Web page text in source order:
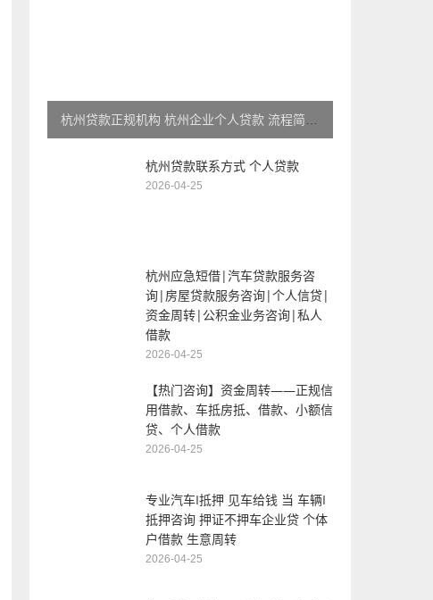
杭州贷款联系方式 个人贷款
2026-04-25
杭州应急短借|汽车贷款服务咨
询|房屋贷款服务咨询|个人信贷|
资金周转|公积金业务咨询|私人
借款
2026-04-25
【热门咨询】资金周转——正规信
用借款、车抵房抵、借款、小额信
贷、个人借款
2026-04-25
专业汽车I抵押 见车给钱 当 车辆I
抵押咨询 押证不押车企业贷 个体
户借款 生意周转
2026-04-25